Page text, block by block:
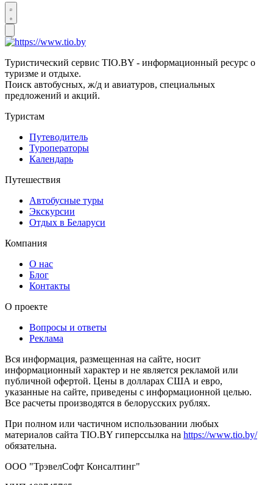
Туристический сервис TIO.BY - информационный ресурс о
туризме и отдыхе.
Поиск автобусных, ж/д и авиатуров, специальных
предложений и акций.
Туристам
Путеводитель
Туроператоры
Календарь
Путешествия
Автобусные туры
Экскурсии
Отдых в Беларуси
Компания
О нас
Блог
Контакты
О проекте
Вопросы и ответы
Реклама
Вся информация, размещенная на сайте, носит
информационный характер и не является рекламой или
публичной офертой. Цены в долларах США и евро,
указанные на сайте, приведены с информационной целью.
Все расчеты производятся в белорусских рублях.
При полном или частичном использовании любых
материалов сайта TIO.BY гиперссылка на https://www.tio.by/
обязательна.
ООО "ТрэвелСофт Консалтинг"